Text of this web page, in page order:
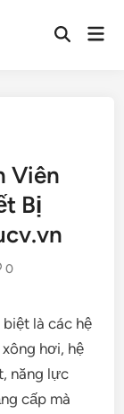
Open
Viên
Bị
0
là các hệ
hơi, hệ
năng lực
cấp mà